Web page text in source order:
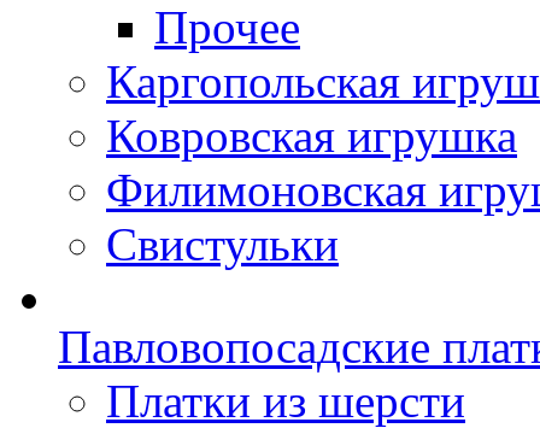
Прочее
Каргопольская
Ковровская игрушка
Филимоновская
Свистульки
Павловопосадские
Платки из шерсти